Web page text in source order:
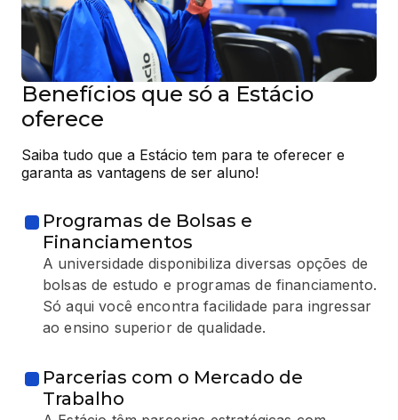
Benefícios que só a Estácio
oferece
Saiba tudo que a Estácio tem para te oferecer e
garanta as vantagens de ser aluno!
Programas de Bolsas e
Financiamentos
A universidade disponibiliza diversas opções de
bolsas de estudo e programas de financiamento.
Só aqui você encontra facilidade para ingressar
ao ensino superior de qualidade.
Parcerias com o Mercado de
Trabalho